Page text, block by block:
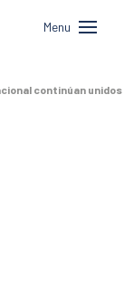
Menu
continúan